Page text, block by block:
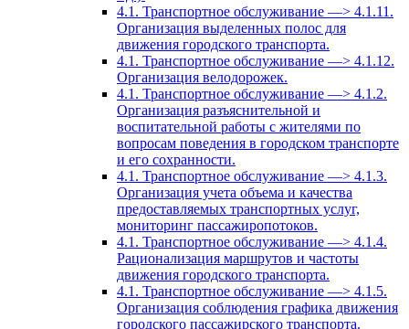
4.1. Транспортное обслуживание —> 4.1.11.
Организация выделенных полос для
движения городского транспорта.
4.1. Транспортное обслуживание —> 4.1.12.
Организация велодорожек.
4.1. Транспортное обслуживание —> 4.1.2.
Организация разъяснительной и
воспитательной работы с жителями по
вопросам поведения в городском транспорте
и его сохранности.
4.1. Транспортное обслуживание —> 4.1.3.
Организация учета объема и качества
предоставляемых транспортных услуг,
мониторинг пассажиропотоков.
4.1. Транспортное обслуживание —> 4.1.4.
Рационализация маршрутов и частоты
движения городского транспорта.
4.1. Транспортное обслуживание —> 4.1.5.
Организация соблюдения графика движения
городского пассажирского транспорта.